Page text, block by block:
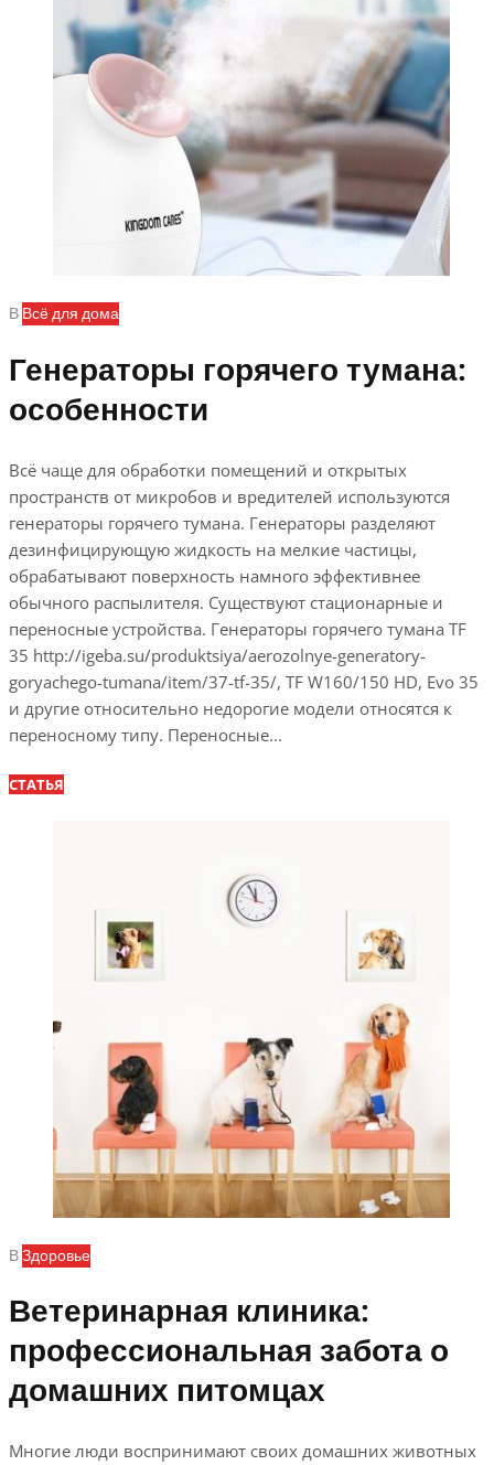
ВВсё для дома
Генераторы горячего тумана:
особенности
Всё чаще для обработки помещений и открытых
пространств от микробов и вредителей используются
генераторы горячего тумана. Генераторы разделяют
дезинфицирующую жидкость на мелкие частицы,
обрабатывают поверхность намного эффективнее
обычного распылителя. Существуют стационарные и
переносные устройства. Генераторы горячего тумана TF
35 http://igeba.su/produktsiya/aerozolnye-generatory-
goryachego-tumana/item/37-tf-35/, TF W160/150 HD, Evo 35
и другие относительно недорогие модели относятся к
переносному типу. Переносные...
СТАТЬЯ
ВЗдоровье
Ветеринарная клиника:
профессиональная забота о
домашних питомцах
Многие люди воспринимают своих домашних животных